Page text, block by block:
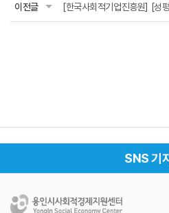
이전글
SNS 기